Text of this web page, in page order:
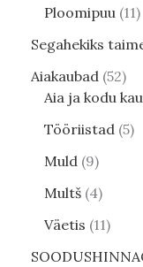
Ploomipuu 11
Segahekiks
Aiakaubad 52
Aia ja kodu
Tööriistad 5
Muld 9
Multš 4
Väetis 11